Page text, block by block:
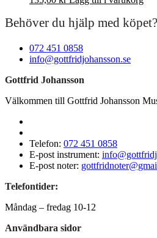
Behöver du hjälp med köpet?
072 451 0858
info@gottfridjohansson.se
Gottfrid Johansson
Välkommen till Gottfrid Johansson
Telefon: 072 451 0858
E-post instrument:
E-post noter:
Telefontider:
Måndag – fredag 10-12
Användbara sidor